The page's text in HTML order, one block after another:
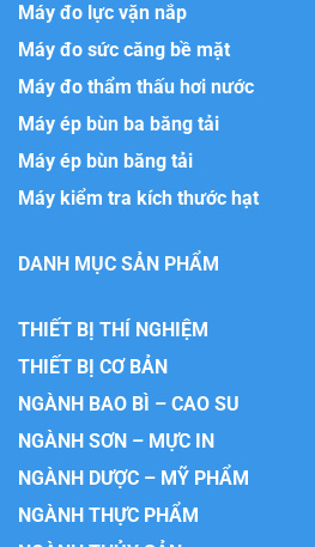
Máy đo lực vặn nắp
Máy đo sức căng bề mặt
Máy đo thẩm thấu hơi nước
Máy ép bùn ba băng tải
Máy ép bùn băng tải
Máy kiểm tra kích thước hạt
DANH MỤC SẢN PHẨM
THIẾT BỊ THÍ NGHIỆM
THIẾT BỊ CƠ BẢN
NGÀNH BAO BÌ – CAO SU
NGÀNH SƠN – MỰC IN
NGÀNH DƯỢC – MỸ PHẨM
NGÀNH THỰC PHẨM